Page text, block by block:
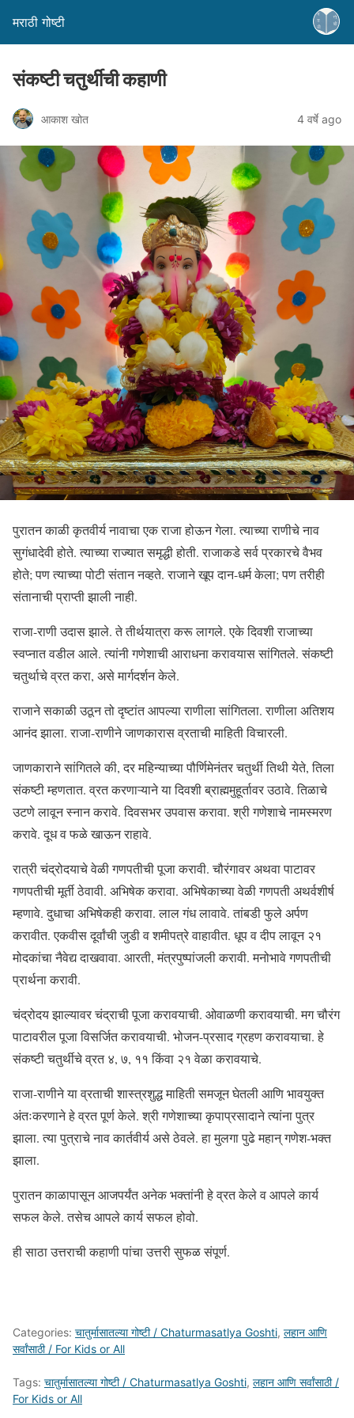
मराठी गोष्टी
संकष्टी चतुर्थीची कहाणी
आकाश खोत 4 वर्षे ago
पुरातन काळी कृतवीर्य नावाचा एक राजा होऊन गेला. त्याच्या राणीचे नाव
सुगंधादेवी होते. त्याच्या राज्यात समृद्धी होती. राजाकडे सर्व प्रकारचे वैभव
होते; पण त्याच्या पोटी संतान नव्हते. राजाने खूप दान-धर्म केला; पण तरीही
संतानाची प्राप्ती झाली नाही.
राजा-राणी उदास झाले. ते तीर्थयात्रा करू लागले. एके दिवशी राजाच्या
स्वप्नात वडील आले. त्यांनी गणेशाची आराधना करावयास सांगितले. संकष्टी
चतुर्थाचे व्रत करा, असे मार्गदर्शन केले.
राजाने सकाळी उठून तो दृष्टांत आपल्या राणीला सांगितला. राणीला अतिशय
आनंद झाला. राजा-राणीने जाणकारास व्रताची माहिती विचारली.
जाणकाराने सांगितले की, दर महिन्याच्या पौर्णिमेनंतर चतुर्थी तिथी येते, तिला
संकष्टी म्हणतात. व्रत करणाऱ्याने या दिवशी ब्राह्ममुहूर्तावर उठावे. तिळाचे
उटणे लावून स्नान करावे. दिवसभर उपवास करावा. श्री गणेशाचे नामस्मरण
करावे. दूध व फळे खाऊन राहावे.
रात्री चंद्रोदयाचे वेळी गणपतीची पूजा करावी. चौरंगावर अथवा पाटावर
गणपतीची मूर्ती ठेवावी. अभिषेक करावा. अभिषेकाच्या वेळी गणपती अथर्वशीर्ष
म्हणावे. दुधाचा अभिषेकही करावा. लाल गंध लावावे. तांबडी फुले अर्पण
करावीत. एकवीस दूर्वांची जुडी व शमीपत्रे वाहावीत. धूप व दीप लावून २१
मोदकांचा नैवेद्य दाखवावा. आरती, मंत्रपुष्पांजली करावी. मनोभावे गणपतीची
प्रार्थना करावी.
चंद्रोदय झाल्यावर चंद्राची पूजा करावयाची. ओवाळणी करावयाची. मग चौरंग
पाटावरील पूजा विसर्जित करावयाची. भोजन-प्रसाद ग्रहण करावयाचा. हे
संकष्टी चतुर्थीचे व्रत ४, ७, ११ किंवा २१ वेळा करावयाचे.
राजा-राणीने या व्रताची शास्त्रशुद्ध माहिती समजून घेतली आणि भावयुक्त
अंतःकरणाने हे व्रत पूर्ण केले. श्री गणेशाच्या कृपाप्रसादाने त्यांना पुत्र
झाला. त्या पुत्राचे नाव कार्तवीर्य असे ठेवले. हा मुलगा पुढे महान् गणेश-भक्त
झाला.
पुरातन काळापासून आजपर्यंत अनेक भक्तांनी हे व्रत केले व आपले कार्य
सफल केले. तसेच आपले कार्य सफल होवो.
ही साठा उत्तराची कहाणी पांचा उत्तरी सुफळ संपूर्ण.
Categories: चातुर्मासातल्या गोष्टी / Chaturmasatlya Goshti, लहान आणि
सर्वांसाठी / For Kids or All
Tags: चातुर्मासातल्या गोष्टी / Chaturmasatlya Goshti, लहान आणि सर्वांसाठी /
For Kids or All